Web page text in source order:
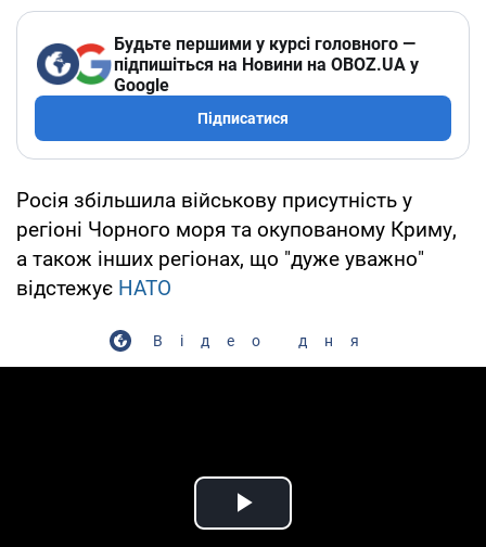
Будьте першими у курсі головного —
підпишіться на Новини на OBOZ.UA у
Google
Підписатися
Росія збільшила військову присутність у
регіоні Чорного моря та окупованому Криму,
а також інших регіонах, що "дуже уважно"
відстежує НАТО
Відео дня
Play Video